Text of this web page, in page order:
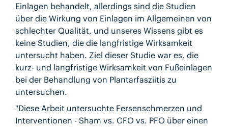
Einlagen behandelt, allerdings sind die Studien
über die Wirkung von Einlagen im Allgemeinen von
schlechter Qualität, und unseres Wissens gibt es
keine Studien, die die langfristige Wirksamkeit
untersucht haben. Ziel dieser Studie war es, die
kurz- und langfristige Wirksamkeit von Fußeinlagen
bei der Behandlung von Plantarfasziitis zu
untersuchen.
"Diese Arbeit untersuchte Fersenschmerzen und
Interventionen - Sham vs. CFO vs. PFO über einen